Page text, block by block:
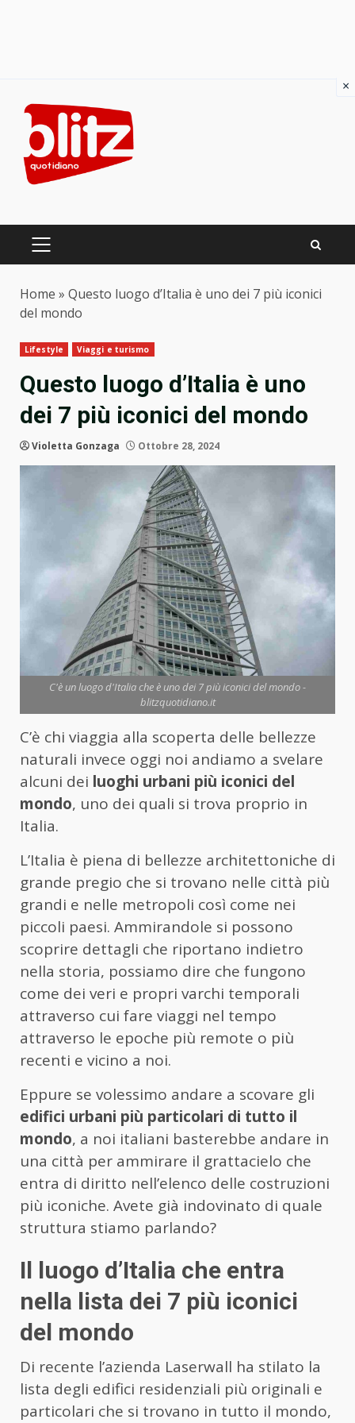
content
PRIMARY
Home » Questo luogo d’Italia è uno dei 7 più iconici
del mondo
Lifestyle Viaggi e turismo
Questo luogo d’Italia è uno
dei 7 più iconici del mondo
Violetta Gonzaga Ottobre 28, 2024
C'è un luogo d'Italia che è uno dei 7 più iconici del mondo -
blitzquotidiano.it
C’è chi viaggia alla scoperta delle bellezze
naturali invece oggi noi andiamo a svelare
alcuni dei luoghi urbani più iconici del
mondo, uno dei quali si trova proprio in
Italia.
L’Italia è piena di bellezze architettoniche di
grande pregio che si trovano nelle città più
grandi e nelle metropoli così come nei
piccoli paesi. Ammirandole si possono
scoprire dettagli che riportano indietro
nella storia, possiamo dire che fungono
come dei veri e propri varchi temporali
attraverso cui fare viaggi nel tempo
attraverso le epoche più remote o più
recenti e vicino a noi.
Eppure se volessimo andare a scovare gli
edifici urbani più particolari di tutto il
mondo, a noi italiani basterebbe andare in
una città per ammirare il grattacielo che
entra di diritto nell’elenco delle costruzioni
più iconiche. Avete già indovinato di quale
struttura stiamo parlando?
Il luogo d’Italia che entra
nella lista dei 7 più iconici
del mondo
Di recente l’azienda Laserwall ha stilato la
lista degli edifici residenziali più originali e
particolari che si trovano in tutto il mondo,
×